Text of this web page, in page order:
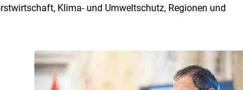
Klima- und Umweltschutz, Regionen und